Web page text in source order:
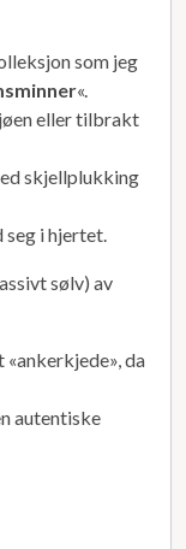
som jeg
«.
eller tilbrakt
skjellplukking
seg i hjertet.
sølv) av
da
autentiske